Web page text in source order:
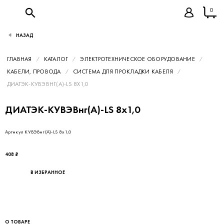
0
ГЛАВНАЯ КАТАЛОГ
ЭЛЕКТРОТЕХНИЧЕСКОЕ ОБОРУДОВАНИЕ
КАБЕЛИ, ПРОВОДА
СИСТЕМА ДЛЯ ПРОКЛАДКИ КАБЕЛЯ
ДИАТЭК-КУВЭВНГ(А)-LS 8Х1,0
ДИАТЭК-КУВЭВнг(А)-LS 8х1,0
Артикул КУВЭВнг(А)-LS 8х1,0
408 ₽
В ИЗБРАННОЕ
О ТОВАРЕ
НАЗАД